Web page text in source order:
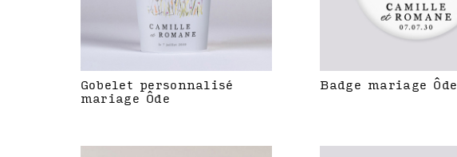
Gobelet personnalisé
mariage Ôde
Badge mariage Ôde